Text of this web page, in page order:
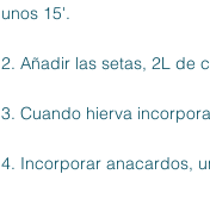
unos 15'.
2️. Añadir las setas, 2L de
3️. Cuando hierva
4️. Incorporar anacardos,